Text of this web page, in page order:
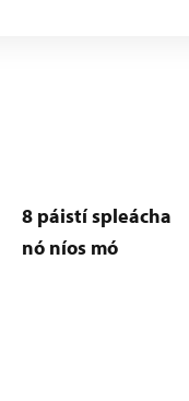
8 páistí spleácha
nó níos mó